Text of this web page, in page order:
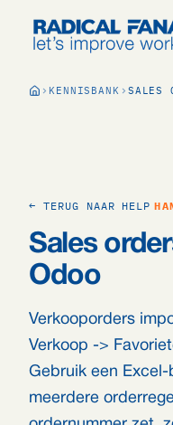
KENNISBANK SALES
← TERUG NAAR HELP
Sales
Odoo
Verkooporders
Verkoop ->
Gebruik een
meerdere